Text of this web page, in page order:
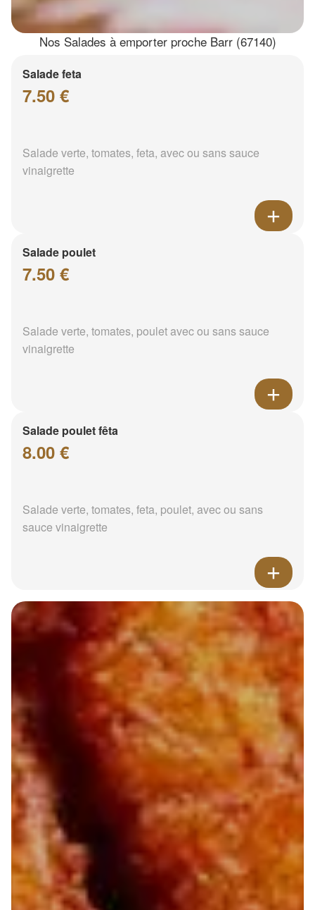
Nos Salades à emporter proche Barr (67140)
Salade feta
7.50 €
Salade verte, tomates, feta, avec ou sans sauce
vinaigrette
Salade poulet
7.50 €
Salade verte, tomates, poulet avec ou sans sauce
vinaigrette
Salade poulet fêta
8.00 €
Salade verte, tomates, feta, poulet, avec ou sans
sauce vinaigrette